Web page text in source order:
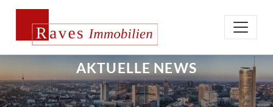
AKTUELLE NEWS